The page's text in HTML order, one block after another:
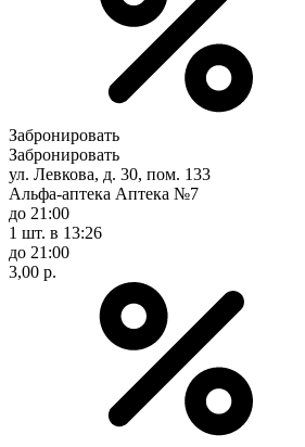
Забронировать
Забронировать
ул. Левкова, д. 30, пом. 133
Альфа-аптека Аптека №7
до 21:00
1 шт. в 13:26
до 21:00
3,00 р.